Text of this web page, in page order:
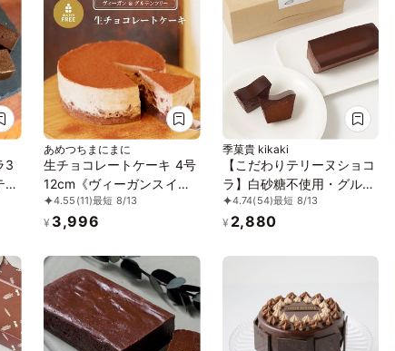
3
ン
あめつちまにまに
生チョコレートケーキ 4号
12cm《ヴィーガンスイー
ツ・ヴィーガンケーキ》
4.55 (11)最短 8/13
¥ 3,996
季菓貴 kikaki
【こだわりテリーヌショコ
ラ】白砂糖不使用・グルテ
ンフリー・無添加 濃厚チ
ョコレートケーキ ガトー
4.74(54)最短 8/13
¥ 2,880